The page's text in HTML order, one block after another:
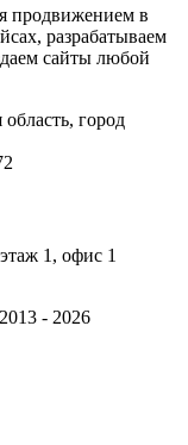
продвижением в
разрабатываем
сайты любой
город
1, офис 1
- 2026